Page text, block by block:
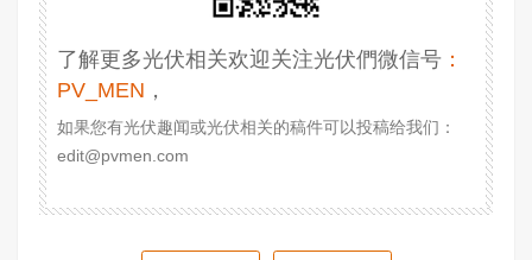
了解更多光伏相关欢迎关注光伏們微信号 ：
PV_MEN ，
如果您有光伏趣闻或光伏相关的稿件可以投稿给我们：
edit@pvmen.com